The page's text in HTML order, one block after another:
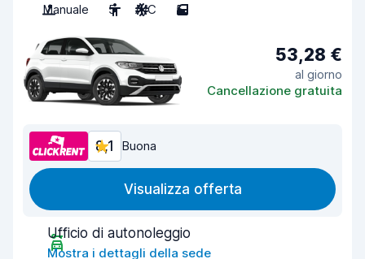
Manuale
5 A/C 5
53,28 €
al giorno
Cancellazione gratuita
8,1 Buona
Visualizza offerta
Ufficio di autonoleggio
Mostra i dettagli della sede